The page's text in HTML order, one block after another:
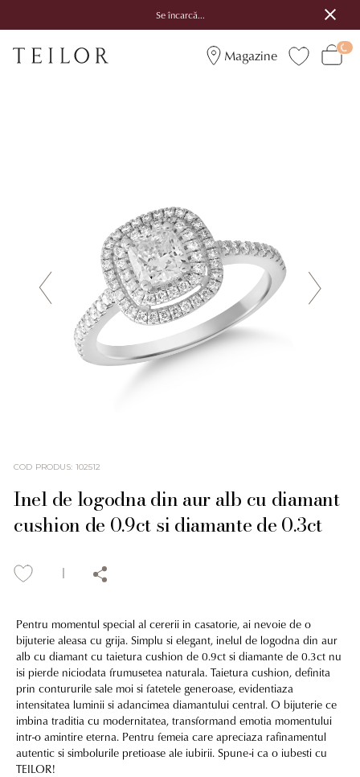
Se încarcă...
Magazine
COD PRODUS: 102512
Inel de logodna din aur alb cu diamant
cushion de 0.9ct si diamante de 0.3ct
Pentru momentul special al cererii in casatorie, ai nevoie de o
bijuterie aleasa cu grija. Simplu si elegant, inelul de logodna din aur
alb cu diamant cu taietura cushion de 0.9ct si diamante de 0.3ct nu
isi pierde niciodata frumusetea naturala. Taietura cushion, definita
prin contururile sale moi si fatetele generoase, evidentiaza
intensitatea luminii si adancimea diamantului central. O bijuterie ce
imbina traditia cu modernitatea, transformand emotia momentului
intr-o amintire eterna. Pentru femeia care apreciaza rafinamentul
autentic si simbolurile pretioase ale iubirii. Spune-i ca o iubesti cu
TEILOR!